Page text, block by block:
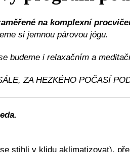
na komplexní
si jemnou párovou jógu.
budeme i relaxačním a
ZA HEZKÉHO POČASÍ
stihli v klidu aklimatizovat),